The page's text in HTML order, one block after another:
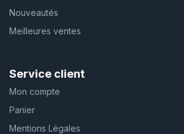
Nouveautés
Meilleures ventes
Service client
Mon compte
Panier
Mentions Légales